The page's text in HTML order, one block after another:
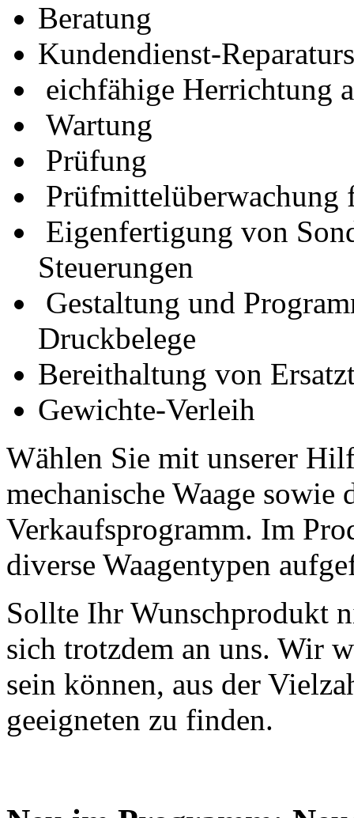
Beratung
Kundendienst-
eichfähige Herrichtung
Wartung
Prüfung
Prüfmittelüberwachung
Eigenfertigung von
Steuerungen
Gestaltung und
Druckbelege
Bereithaltung von
Gewichte-Verleih
Wählen Sie mit unserer
mechanische Waage sowie
Verkaufsprogramm. Im
diverse Waagentypen
Sollte Ihr Wunschprodukt
sich trotzdem an uns. Wir
sein können, aus der
geeigneten zu finden.